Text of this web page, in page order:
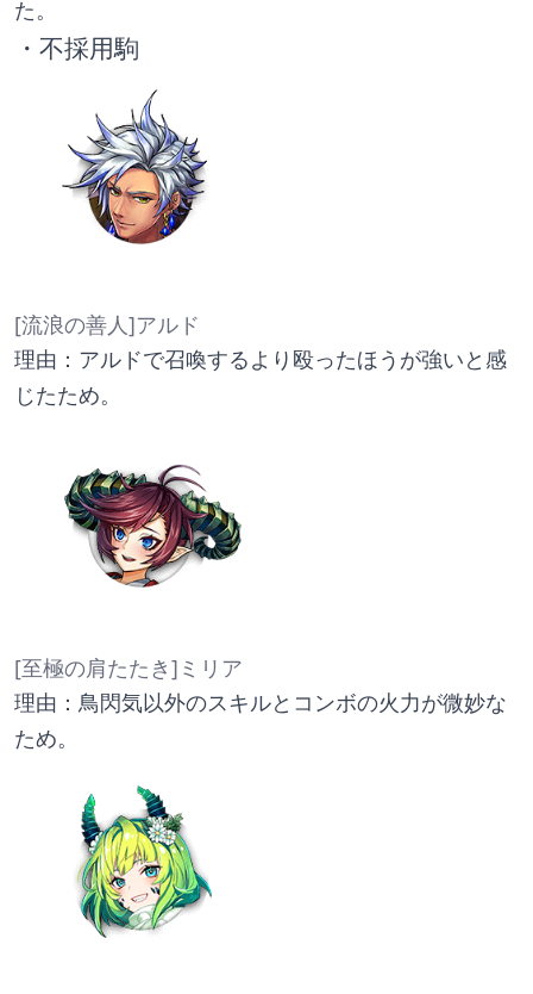
た。
・不採用駒
[流浪の善人]アルド
理由：アルドで召喚するより殴ったほうが強いと感
じたため。
[至極の肩たたき]ミリア
理由：鳥閃気以外のスキルとコンボの火力が微妙な
ため。